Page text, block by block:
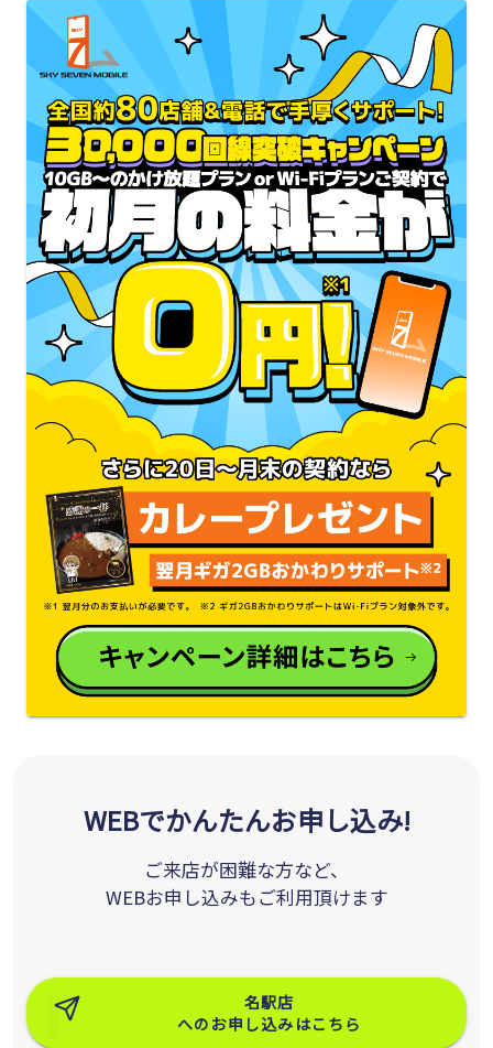
WEBでかんたんお申し込み!
ご来店が困難な方など、
WEBお申し込みもご利用頂けます
名駅店
へのお申し込みはこちら